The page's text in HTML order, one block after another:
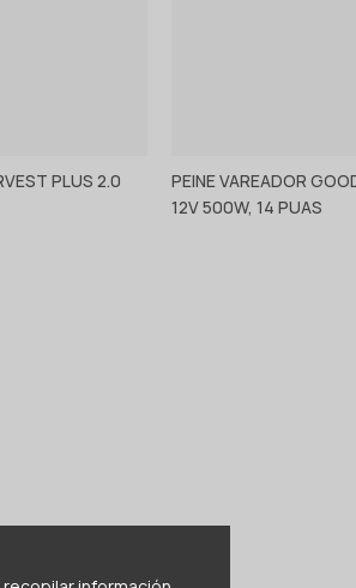
PLUS 2.0
PEINE VAREADOR
12V 500W, 14 PUAS